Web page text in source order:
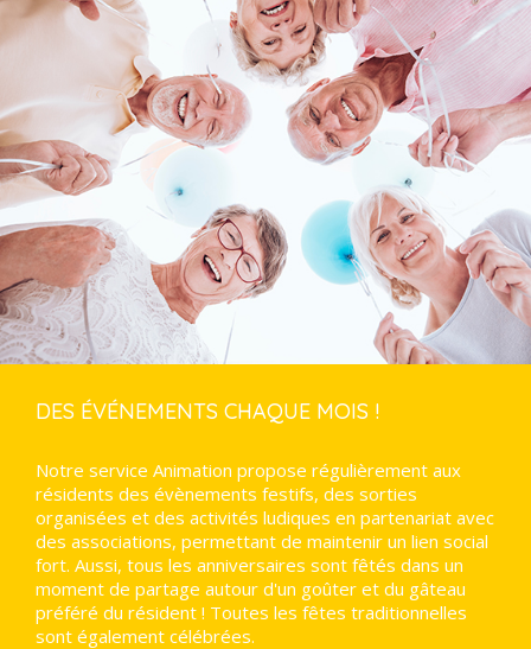
DES ÉVÉNEMENTS CHAQUE MOIS !
Notre service Animation propose régulièrement aux
résidents des évènements festifs, des sorties
organisées et des activités ludiques en partenariat avec
des associations, permettant de maintenir un lien social
fort. Aussi, tous les anniversaires sont fêtés dans un
moment de partage autour d'un goûter et du gâteau
préféré du résident ! Toutes les fêtes traditionnelles
sont également célébrées.